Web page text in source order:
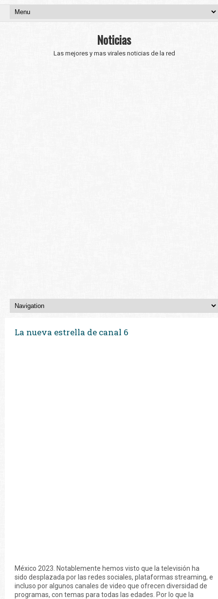
Noticias
Las mejores y mas virales noticias de la red
La nueva estrella de canal 6
México 2023. Notablemente hemos visto que la televisión ha
sido desplazada por las redes sociales, plataformas streaming, e
incluso por algunos canales de video que ofrecen diversidad de
programas, con temas para todas las edades. Por lo que la